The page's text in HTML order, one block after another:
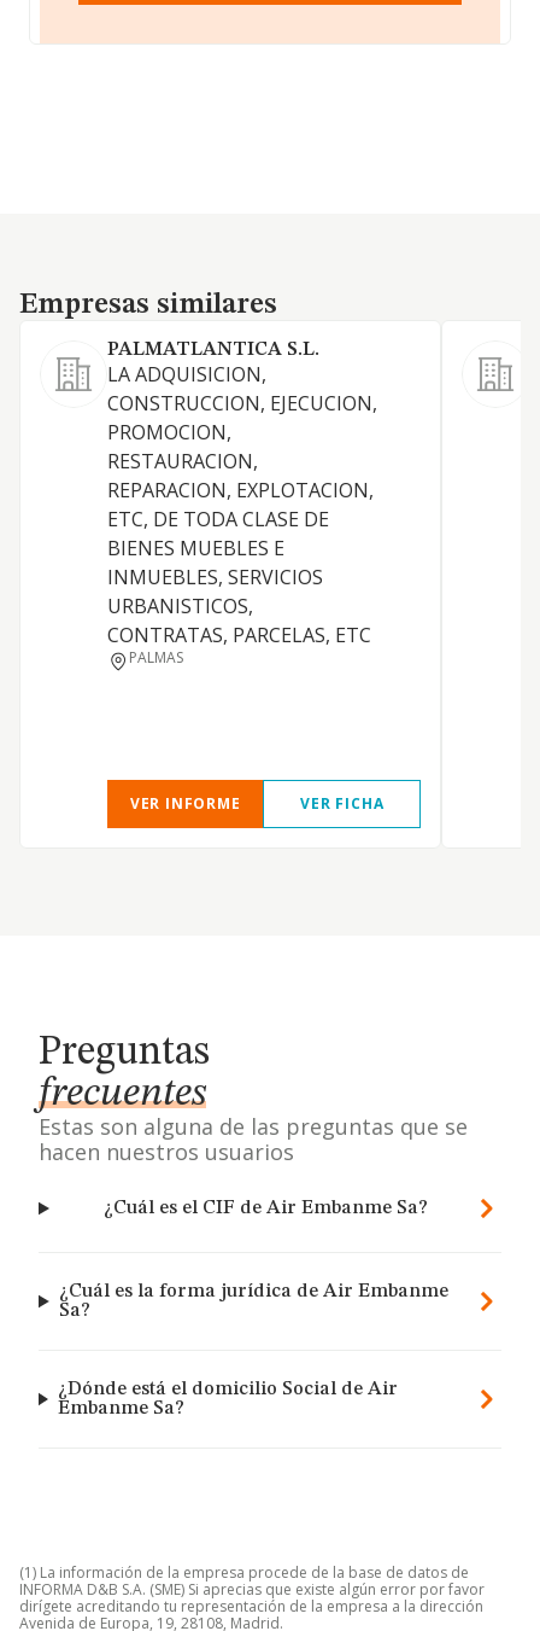
Empresas similares
Empresas similares
PALMATLANTICA S.L.
LA ADQUISICION,
CONSTRUCCION, EJECUCION,
PROMOCION,
RESTAURACION,
REPARACION, EXPLOTACION,
ETC, DE TODA CLASE DE
BIENES MUEBLES E
INMUEBLES, SERVICIOS
URBANISTICOS,
CONTRATAS, PARCELAS, ETC
PALMAS
VER INFORME VER FICHA
Preguntas
frecuentes
Estas son alguna de las preguntas que se
hacen nuestros usuarios
¿Cuál es el CIF de Air Embanme Sa?
¿Cuál es la forma jurídica de Air Embanme
Sa?
¿Dónde está el domicilio Social de Air
Embanme Sa?
(1) La información de la empresa procede de la base de datos de
INFORMA D&B S.A. (SME) Si aprecias que existe algún error por favor
dirígete acreditando tu representación de la empresa a la dirección
Avenida de Europa, 19, 28108, Madrid.